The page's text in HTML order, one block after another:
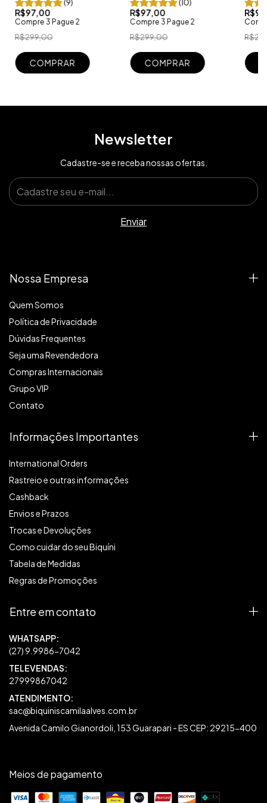
(9)
R$97,00
Compre 3 Pague 2
R$299,00
COMPRAR
PRETO TEXTURIZADO
(10)
R$97,00
Compre 3 Pague 2
R$299,00
COMPRAR
Newsletter
Cadastre-se e receba nossas ofertas.
Nossa Empresa
Quem Somos
Política de Privacidade
Dúvidas Frequentes
Seja uma Revendedora
Compras Internacionais
Grupo VIP
Contato
Informações Importantes
International Orders
Rastreio e outras informações
Cashback
Envios e Prazos
Trocas e Devoluções
Como cuidar do seu Biquíni
Tabela de Medidas
Regras de Promoções
Entre em contato
27999867042
sac@biquiniscamilaalves.com.br
Avenida Camilo Gianordoli, 153 Guarapari - ES CEP: 29215-400
Meios de pagamento